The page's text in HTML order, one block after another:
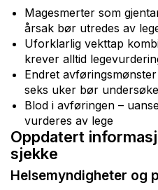
Magesmerter som
årsak bør utredes av
Uforklarlig vekttap
krever alltid
Endret
seks uker bør
Blod i avføringen –
vurderes av lege
Oppdatert
sjekke
Helsemyndigheter og